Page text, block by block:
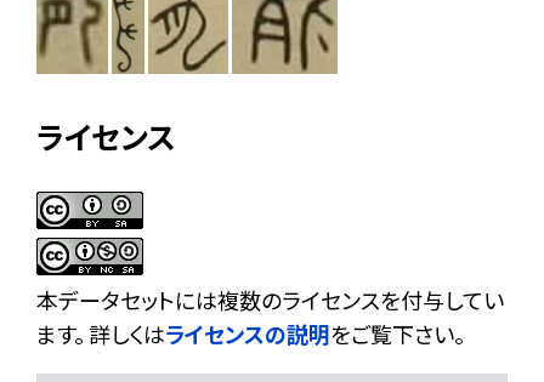
ライセンス
本データセットには複数のライセンスを付与してい
ます。 詳しくはライセンスの説明をご覧下さい。